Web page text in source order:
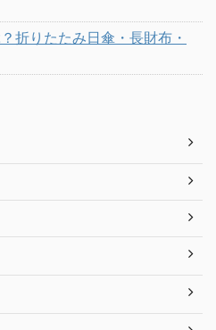
折りたたみ日傘・長財布・